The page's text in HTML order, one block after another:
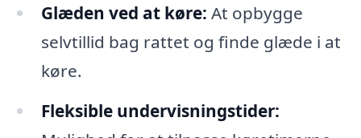
Glæden ved at køre: At opbygge
selvtillid bag rattet og finde glæde i at
køre.
Fleksible undervisningstider: